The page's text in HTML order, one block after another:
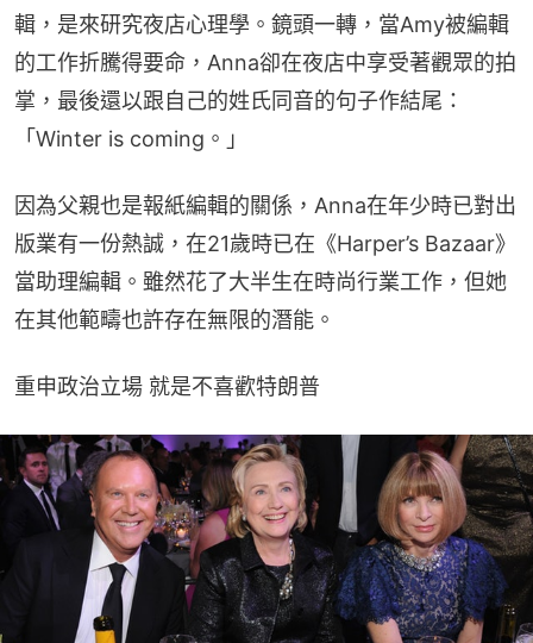
輯，是來研究夜店心理學。鏡頭一轉，當Amy被編輯
的工作折騰得要命，Anna卻在夜店中享受著觀眾的拍
掌，最後還以跟自己的姓氏同音的句子作結尾：
「Winter is coming。」
因為父親也是報紙編輯的關係，Anna在年少時已對出
版業有一份熱誠，在21歲時已在《Harper’s Bazaar》
當助理編輯。雖然花了大半生在時尚行業工作，但她
在其他範疇也許存在無限的潛能。
重申政治立場 就是不喜歡特朗普